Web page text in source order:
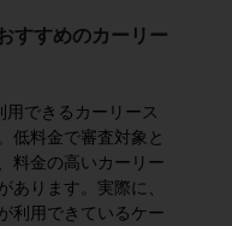
すすめのカーリー
できるカーリース
低料金で審査対象と
料金の高いカーリー
ります。実際に、
利用できているケー